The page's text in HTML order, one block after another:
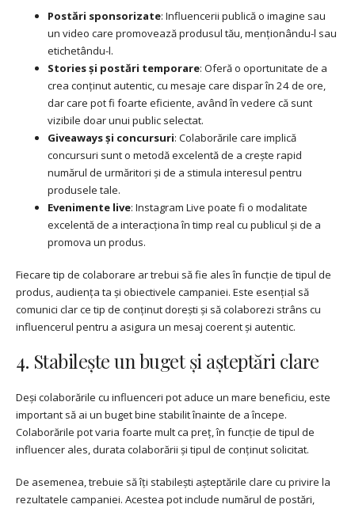
Postări sponsorizate: Influencerii publică o imagine sau
un video care promovează produsul tău, menționându-l sau
etichetându-l.
Stories și postări temporare: Oferă o oportunitate de a
crea conținut autentic, cu mesaje care dispar în 24 de ore,
dar care pot fi foarte eficiente, având în vedere că sunt
vizibile doar unui public selectat.
Giveaways și concursuri: Colaborările care implică
concursuri sunt o metodă excelentă de a crește rapid
numărul de urmăritori și de a stimula interesul pentru
produsele tale.
Evenimente live: Instagram Live poate fi o modalitate
excelentă de a interacționa în timp real cu publicul și de a
promova un produs.
Fiecare tip de colaborare ar trebui să fie ales în funcție de tipul de
produs, audiența ta și obiectivele campaniei. Este esențial să
comunici clar ce tip de conținut dorești și să colaborezi strâns cu
influencerul pentru a asigura un mesaj coerent și autentic.
4. Stabilește un buget și așteptări clare
Deși colaborările cu influenceri pot aduce un mare beneficiu, este
important să ai un buget bine stabilit înainte de a începe.
Colaborările pot varia foarte mult ca preț, în funcție de tipul de
influencer ales, durata colaborării și tipul de conținut solicitat.
De asemenea, trebuie să îți stabilești așteptările clare cu privire la
rezultatele campaniei. Acestea pot include numărul de postări,